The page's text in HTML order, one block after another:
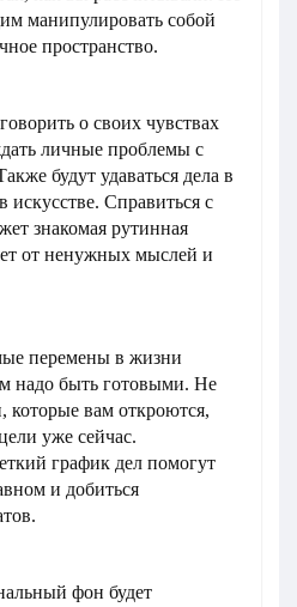
манипулировать собой
пространство.
о своих чувствах
личные проблемы с
будут удаваться дела в
искусстве. Справиться с
знакомая рутинная
от ненужных мыслей и
перемены в жизни
надо быть готовыми. Не
которые вам откроются,
уже сейчас.
график дел помогут
и добиться
фон будет